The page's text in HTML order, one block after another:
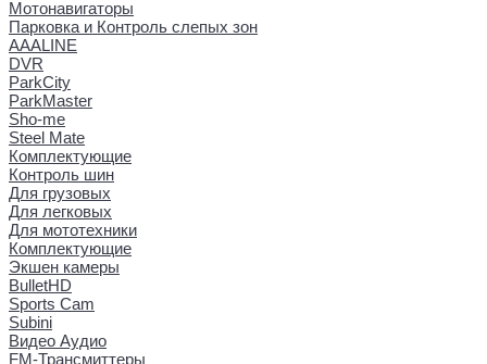
Мотонавигаторы
Парковка и Контроль слепых зон
AAALINE
DVR
ParkCity
ParkMaster
Sho-me
Steel Mate
Комплектующие
Контроль шин
Для грузовых
Для легковых
Для мототехники
Комплектующие
Экшен камеры
BulletHD
Sports Cam
Subini
Видео Аудио
FM-Трансмиттеры